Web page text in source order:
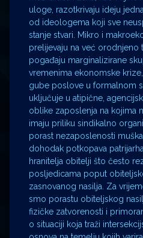
uloge, razotkrivaju ideju
od ideologema koji sve
stanje stvari. Mikro i
prelijevaju na već orodnjeno
pogađaju marginalizirane
vremenima ekonomske
gube poslove u formalnom
uključuje u atipične,
oblike zaposlenja na kojima
imaju priliku sindikalno
porast nezaposlenosti
dohodak potkopava
hranitelja obitelji što često
posljedicama poput
zasnovanog nasilja. Za
smo porastu obiteljskog
fizičke zatvorenosti i
o situaciji koja traži